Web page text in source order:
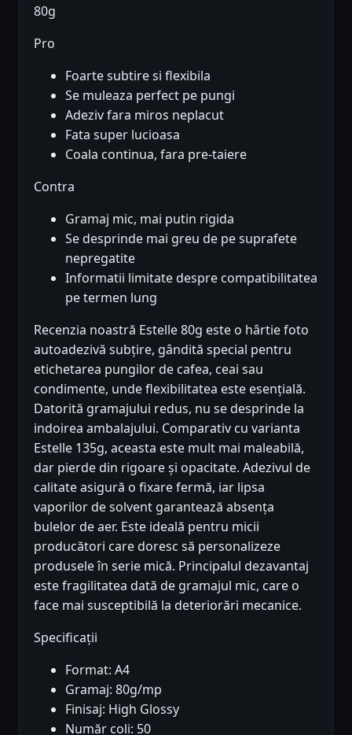
Pro
Foarte subtire si flexibila
Se muleaza perfect pe pungi
Adeziv fara miros neplacut
Fata super lucioasa
Coala continua, fara pre-taiere
Contra
Gramaj mic, mai putin rigida
Se desprinde mai greu de pe suprafete
nepregatite
Informatii limitate despre compatibilitatea
pe termen lung
Recenzia noastră Estelle 80g este o hârtie foto
autoadezivă subțire, gândită special pentru
etichetarea pungilor de cafea, ceai sau
condimente, unde flexibilitatea este esențială.
Datorită gramajului redus, nu se desprinde la
indoirea ambalajului. Comparativ cu varianta
Estelle 135g, aceasta este mult mai maleabilă,
dar pierde din rigoare și opacitate. Adezivul de
calitate asigură o fixare fermă, iar lipsa
vaporilor de solvent garantează absența
bulelor de aer. Este ideală pentru micii
producători care doresc să personalizeze
produsele în serie mică. Principalul dezavantaj
este fragilitatea dată de gramajul mic, care o
face mai susceptibilă la deteriorări mecanice.
Specificații
Format: A4
Gramaj: 80g/mp
Finisaj: High Glossy
Număr coli: 50